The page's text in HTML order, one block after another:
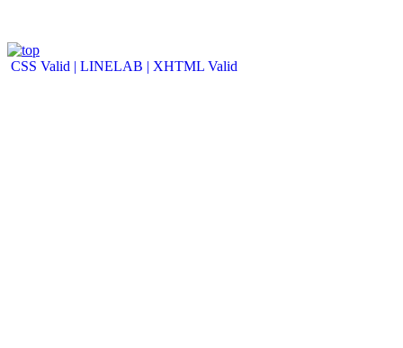
CSS Valid | LINELAB | XHTML Valid